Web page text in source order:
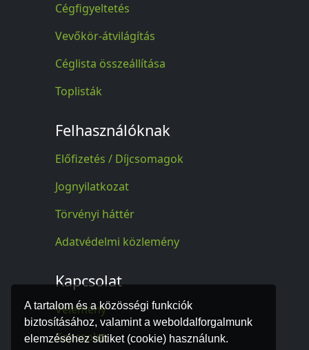
A tartalom és a közösségi funkciók
biztosításához, valamint a weboldalforgalmunk
elemzéséhez sütiket (cookie) használunk.
Cégfigyeltetés
Vevőkör-átvilágítás
Céglista összeállítása
Toplisták
Felhasználóknak
Előfizetés / Díjcsomagok
Jognyilatkozat
Törvényi háttér
Adatvédelmi közlemény
Kapcsolat
Vélemény
Kapcsolat